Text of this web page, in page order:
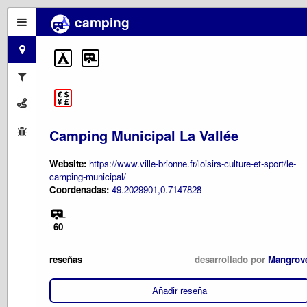
camping
Camping Municipal La Vallée
Website: https://www.ville-brionne.fr/loisirs-culture-et-sport/le-
camping-municipal/
Coordenadas: 49.2029901,0.7147828
60
reseñas desarrollado por
Añadir reseña